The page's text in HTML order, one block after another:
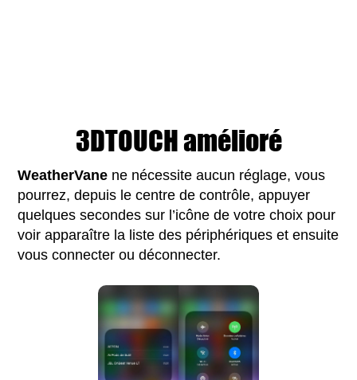
3DTOUCH amélioré
WeatherVane ne nécessite aucun réglage, vous
pourrez, depuis le centre de contrôle, appuyer
quelques secondes sur l’icône de votre choix pour
voir apparaître la liste des périphériques et ensuite
vous connecter ou déconnecter.